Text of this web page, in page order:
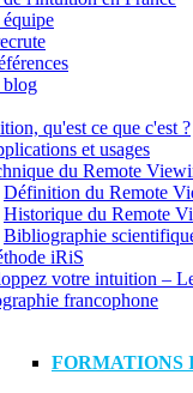
blog
qu'est ce que c'est ?
et usages
du Remote
Définition du Remote
Historique du Remote
Bibliographie
iRiS
votre intuition –
francophone
FORMATIONS